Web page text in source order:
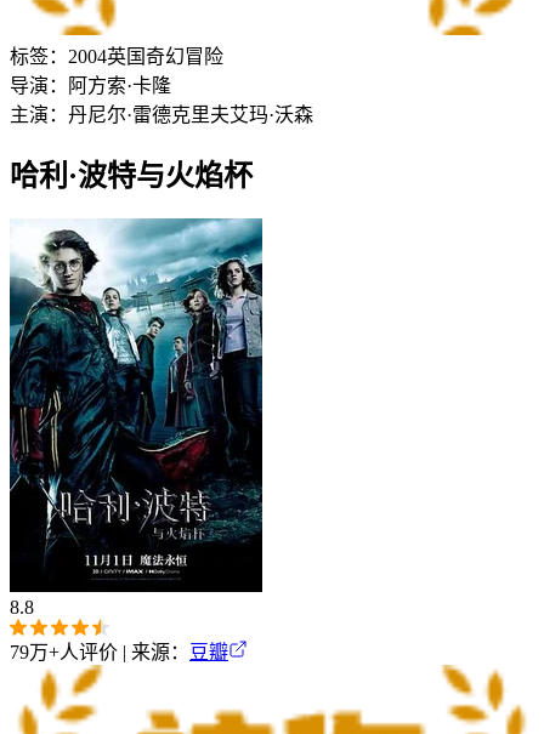
标签： 2004英国奇幻冒险
导演：
阿方索·卡隆
主演： 丹尼尔·雷德克里夫艾玛·沃森
哈利·波特与火焰杯
8.8
79万+人评价 | 来源： 豆瓣